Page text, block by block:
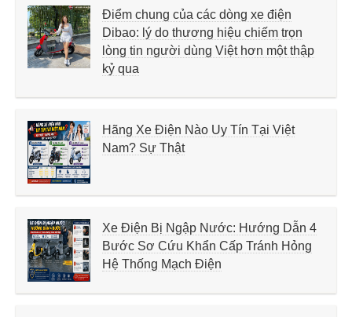
Điểm chung của các dòng xe điện
Dibao: lý do thương hiệu chiếm trọn
lòng tin người dùng Việt hơn một thập
kỷ qua
Hãng Xe Điện Nào Uy Tín Tại Việt
Nam? Sự Thật
Xe Điện Bị Ngập Nước: Hướng Dẫn 4
Bước Sơ Cứu Khẩn Cấp Tránh Hỏng
Hệ Thống Mạch Điện